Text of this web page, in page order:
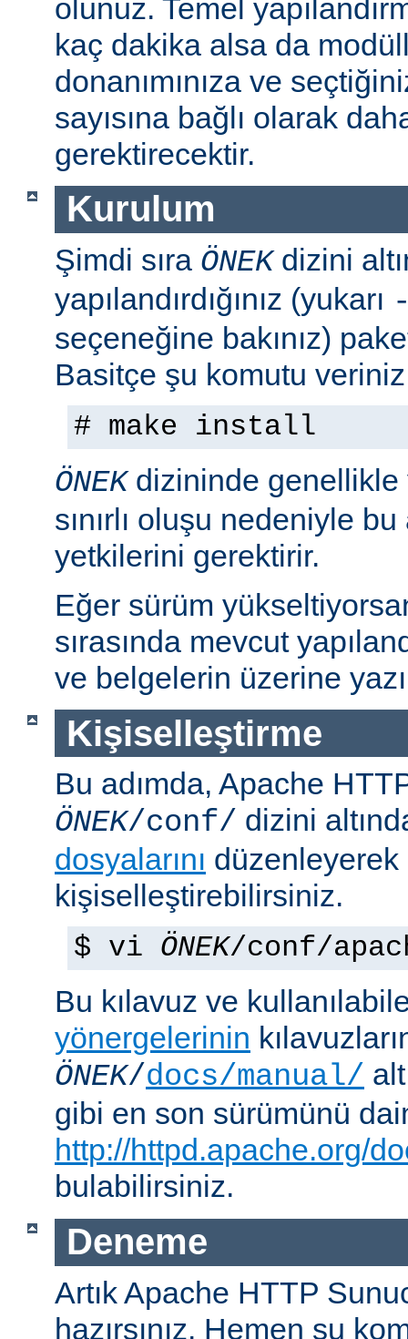
olunuz. Temel
kaç dakika alsa da
donanımınıza ve
sayısına bağlı olarak
gerektirecektir.
Kurulum
Şimdi sıra ÖNEKdizini
yapılandırdığınız (yukarı
seçeneğine bakınız)
Basitçe şu komutu
# make install
ÖNEKdizininde genellikle
sınırlı oluşu nedeniyle
yetkilerini gerektirir.
Eğer sürüm
sırasında mevcut
ve belgelerin üzerine
Kişiselleştirme
Bu adımda, Apache
ÖNEK/conf/ dizini
dosyalarını düzenleyerek
kişiselleştirebilirsiniz.
$ vi ÖNEK/conf/
Bu kılavuz ve
yönergelerinin
ÖNEK/docs/manual/
gibi en son sürümünü
http://httpd.apache.org/
bulabilirsiniz.
Deneme
Artık Apache HTTP
hazırsınız. Hemen şu